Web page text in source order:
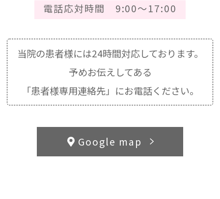
電話応対時間 9:00～17:00
当院の患者様には24時間対応しております。
予めお伝えしてある
「患者様専用連絡先」にお電話ください。
Google map